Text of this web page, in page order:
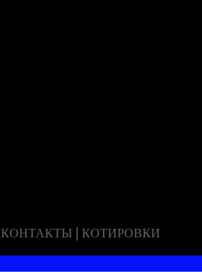
КОНТАКТЫ | КОТИРОВКИ